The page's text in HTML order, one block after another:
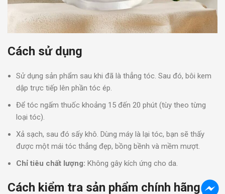
Cách sử dụng
Sử dụng sản phẩm sau khi đã là thẳng tóc. Sau đó, bôi kem
dập trực tiếp lên phần tóc ép.
Để tóc ngấm thuốc khoảng 15 đến 20 phút (tùy theo từng
loại tóc).
Xả sạch, sau đó sấy khô. Dùng máy là lại tóc, bạn sẽ thấy
được một mái tóc thẳng đẹp, bồng bềnh và mềm mượt.
Chỉ tiêu chất lượng: Không gây kích ứng cho da.
Cách kiểm tra sản phẩm chính hãng